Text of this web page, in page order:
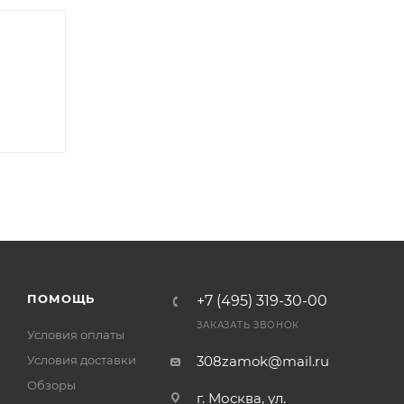
ПОМОЩЬ
Условия оплаты
Условия доставки
Обзоры
+7 (495) 319-30-00
ЗАКАЗАТЬ ЗВОНОК
308zamok@mail.ru
г. Москва, ул.